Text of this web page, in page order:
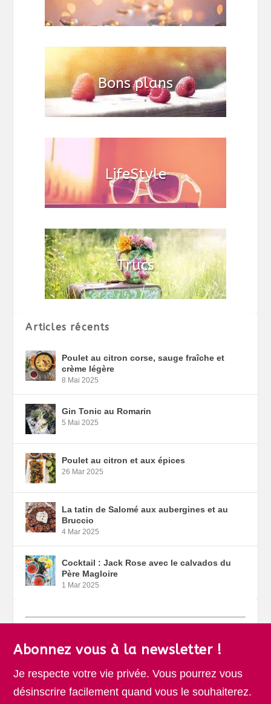
Articles récents
Poulet au citron corse, sauge fraîche et
crème légère
8 Mai 2025
Gin Tonic au Romarin
5 Mai 2025
Poulet au citron et aux épices
26 Mar 2025
La tatin de Salomé aux aubergines et au
Bruccio
4 Mar 2025
Cocktail : Jack Rose avec le calvados du
Père Magloire
1 Mar 2025
Abonnez vous à la newsletter !
Je respecte votre vie privée. Vous pourrez vous
désinscrire facilement quand vous le souhaiterez.